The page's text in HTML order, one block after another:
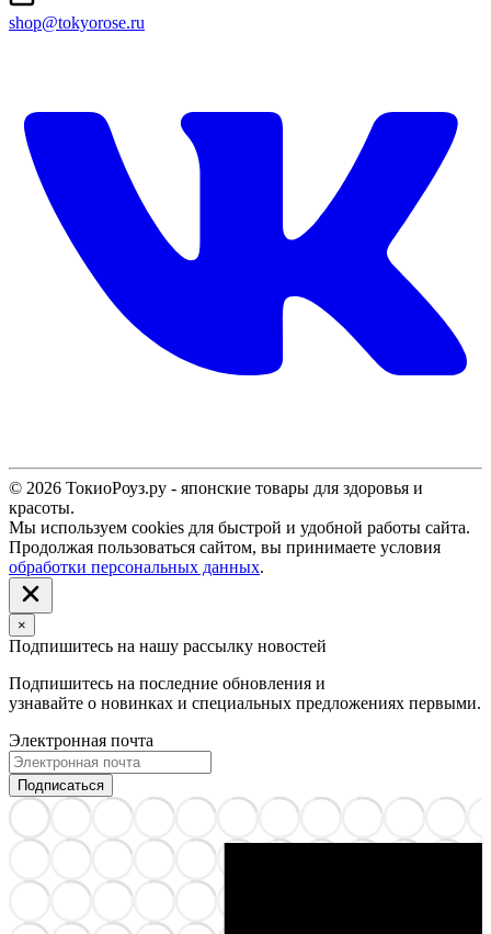
shop@tokyorose.ru
© 2026 ТокиоРоуз.ру - японские товары для здоровья и
красоты.
Мы используем cookies для быстрой и удобной работы сайта.
Продолжая пользоваться сайтом, вы принимаете условия
обработки персональных данных.
×
Подпишитесь на нашу рассылку новостей
Подпишитесь на последние обновления и
узнавайте о новинках и специальных предложениях первыми.
Электронная почта
Подписаться